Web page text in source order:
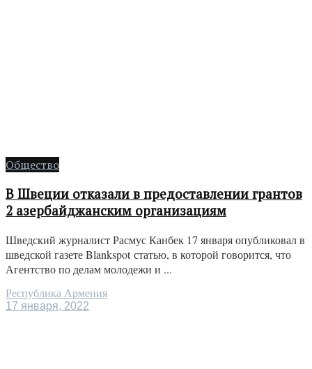
Общество
В Швеции отказали в предоставлении грантов
2 азербайджанским организациям
Шведский журналист Расмус Канбек 17 января опубликовал в
шведской газете Blankspot статью, в которой говорится, что
Агентство по делам молодежи и ...
Республика Армения
17 января, 2022